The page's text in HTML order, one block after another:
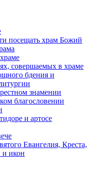
посещать храм Божий
совершаемых в храме
бдения и
знамении
благословении
и артосе
Евангелия, Креста,
и икон